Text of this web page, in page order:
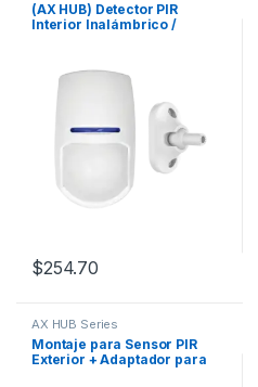
(AX HUB) Detector PIR
Interior Inalámbrico /
$254.70
AX HUB Series
Montaje para Sensor PIR
Exterior + Adaptador para